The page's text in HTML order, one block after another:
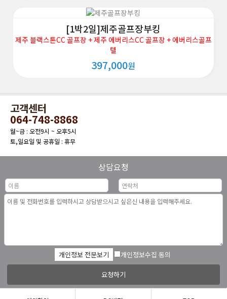
[1박2일]제주골프장부킹
제주 블랙스톤CC 골프장 + 제주 에버리스CC 골프장 + 에버리스골프
텔
397,000원
고객센터
064-748-8868
월~금 : 오전9시 ~ 오후5시
토,일요일 및 공휴일 : 휴무
상담요청
개인정보 전문보기 개인정보수집 동의
요청하기